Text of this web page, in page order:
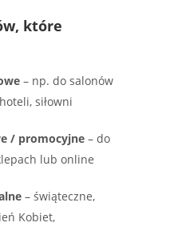
które
– np. do salonów
siłowni
/ promocyjne – do
lub online
– świąteczne,
Kobiet,